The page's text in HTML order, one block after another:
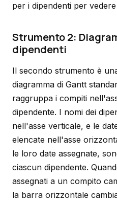
per i dipendenti per
Strumento 2:
dipendenti
Il secondo strumento è
diagramma di Gantt
raggruppa i compiti
dipendente. I nomi dei
nell'asse verticale, e le
elencate nell'asse
le loro date assegnate,
ciascun dipendente.
assegnati a un compito
la barra orizzontale